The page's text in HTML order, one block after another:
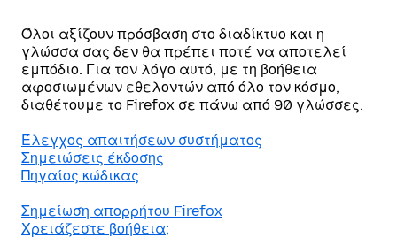
Όλοι αξίζουν πρόσβαση στο διαδίκτυο και η
γλώσσα σας δεν θα πρέπει ποτέ να αποτελεί
εμπόδιο. Για τον λόγο αυτό, με τη βοήθεια
αφοσιωμένων εθελοντών από όλο τον κόσμο,
διαθέτουμε το Firefox σε πάνω από 90 γλώσσες.
Έλεγχος απαιτήσεων συστήματος
Σημειώσεις έκδοσης
Πηγαίος κώδικας
Σημείωση απορρήτου Firefox
Χρειάζεστε βοήθεια;